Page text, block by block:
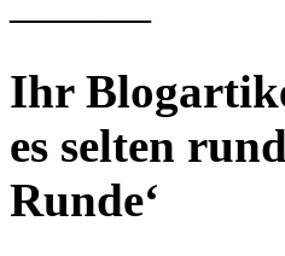
———
Ihr
es selten
Runde‘